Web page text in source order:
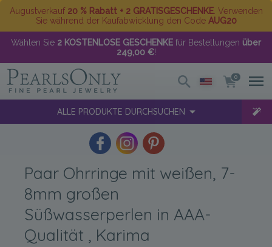
Augustverkauf 20 % Rabatt + 2 GRATISGESCHENKE. Verwenden
Sie während der Kaufabwicklung den Code AUG20
Wählen Sie 2 KOSTENLOSE GESCHENKE für Bestellungen über
249,00 €!
0
ALLE PRODUKTE DURCHSUCHEN
Paar Ohrringe mit weißen, 7-
8mm großen
Süßwasserperlen in AAA-
Qualität , Karima